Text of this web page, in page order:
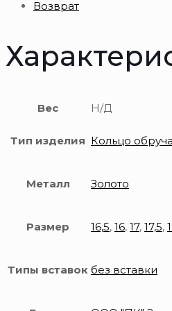
пробы
Возврат
Вес Н/Д
Тип изделия Кольцо
Металл Золото
Размер 16,5, 16, 17, 17,5,
Типы вставок без вставки